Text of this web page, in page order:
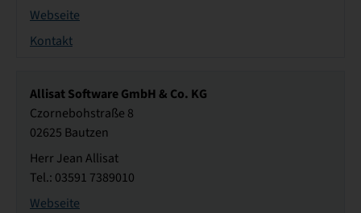
Webseite
Kontakt
Allisat Software GmbH & Co. KG
Czornebohstraße 8
02625 Bautzen
Herr Jean Allisat
Tel.: 03591 7389010
Webseite